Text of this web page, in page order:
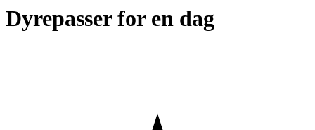
Dyrepasser for en dag